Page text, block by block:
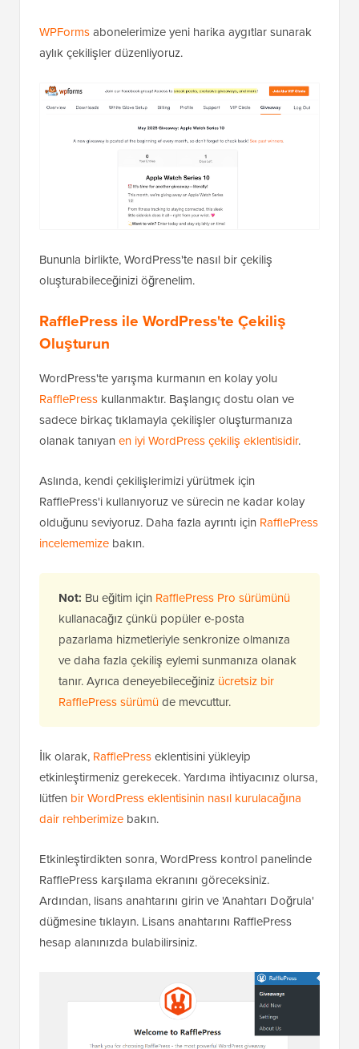
WPFormsabonelerimize yeni harika aygıtlar sunarak
aylık çekilişler düzenliyoruz.
Bununla birlikte, WordPress'te nasıl bir çekiliş
oluşturabileceğinizi öğrenelim.
RafflePress ile WordPress'te Çekiliş
Oluşturun
WordPress'te yarışma kurmanın en kolay yolu
RafflePress kullanmaktır. Başlangıç dostu olan ve
sadece birkaç tıklamayla çekilişler oluşturmanıza
olanak tanıyan en iyi WordPress çekiliş eklentisidir.
Aslında, kendi çekilişlerimizi yürütmek için
RafflePress'i kullanıyoruz ve sürecin ne kadar kolay
olduğunu seviyoruz. Daha fazla ayrıntı için RafflePress
incelememize bakın.
Not: Bu eğitim için RafflePress Pro sürümünü
kullanacağız çünkü popüler e-posta
pazarlama hizmetleriyle senkronize olmanıza
ve daha fazla çekiliş eylemi sunmanıza olanak
tanır. Ayrıca deneyebileceğiniz ücretsiz bir
RafflePress sürümüde mevcuttur.
İlk olarak, RafflePresseklentisini yükleyip
etkinleştirmeniz gerekecek. Yardıma ihtiyacınız olursa,
lütfen bir WordPress eklentisinin nasıl kurulacağına
dair rehberimize bakın.
Etkinleştirdikten sonra, WordPress kontrol panelinde
RafflePress karşılama ekranını göreceksiniz.
Ardından, lisans anahtarını girin ve 'Anahtarı Doğrula'
düğmesine tıklayın. Lisans anahtarını RafflePress
hesap alanınızda bulabilirsiniz.